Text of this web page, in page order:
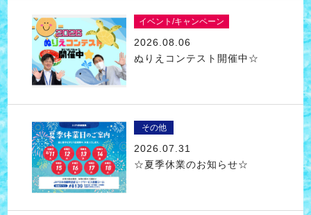
イベント/キャンペーン
2026.08.06
ぬりえコンテスト開催中☆
その他
2026.07.31
☆夏季休業のお知らせ☆